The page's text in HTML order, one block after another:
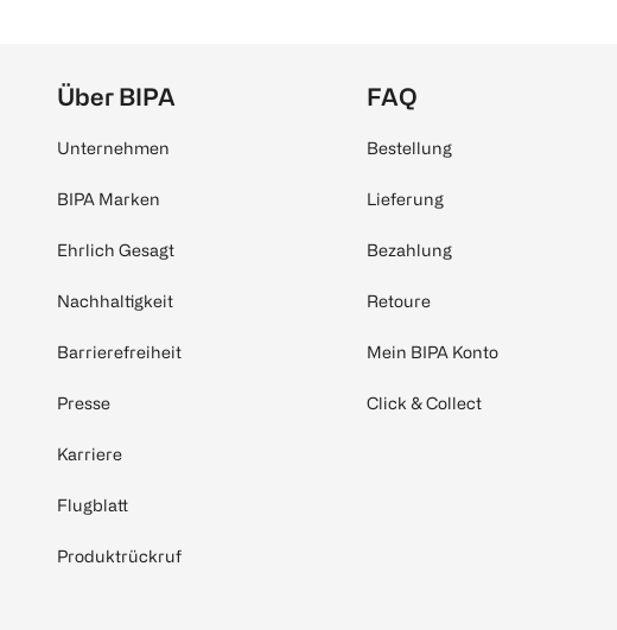
Über BIPA
Unternehmen
BIPA Marken
Ehrlich Gesagt
Nachhaltigkeit
Barrierefreiheit
Presse
Karriere
Flugblatt
Produktrückruf
FAQ
Bestellung
Lieferung
Bezahlung
Retoure
Mein BIPA Konto
Click & Collect